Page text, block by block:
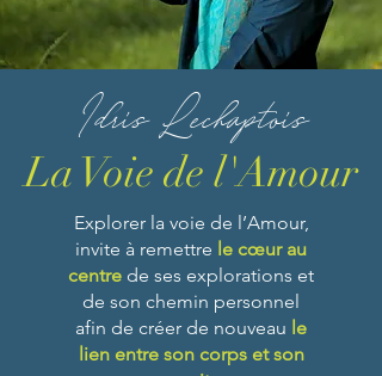
Idris Lechaptois
La Voie de l'Amour
Explorer la voie de l’Amour,
invite à remettre le cœur au
centre de ses explorations et
de son chemin personnel
afin de créer de nouveau le
lien entre son corps et son